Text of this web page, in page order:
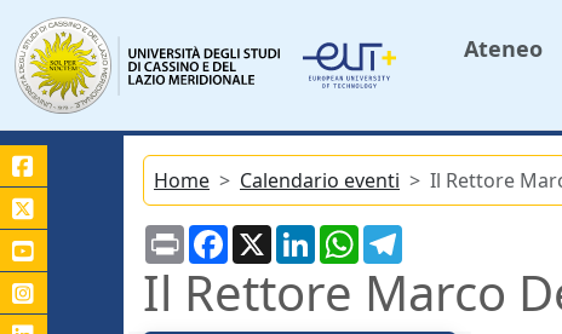
Ateneo
Home Calendario eventi Il Rettore
PrintFacebook
X LinkedInWhatsApp
Il Rettore Marco